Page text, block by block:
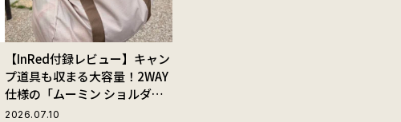
【InRed付録レビュー】キャン
プ道具も収まる大容量！2WAY
仕様の「ムーミン ショルダー
ストラップ付きボストンバッ
2026.07.10